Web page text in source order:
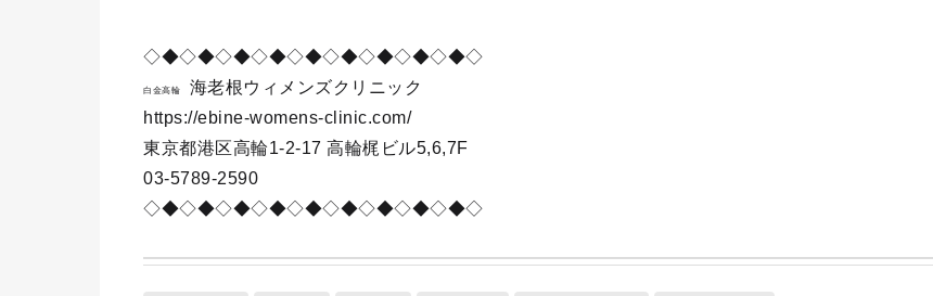
◇◆◇◆◇◆◇◆◇◆◇◆◇◆◇◆◇◆◇
白金高輪
海老根ウィメンズクリニック
https://ebine-womens-clinic.com/
東京都港区高輪1-2-17 高輪梶ビル5,6,7F
03-5789-2590
◇◆◇◆◇◆◇◆◇◆◇◆◇◆◇◆◇◆◇